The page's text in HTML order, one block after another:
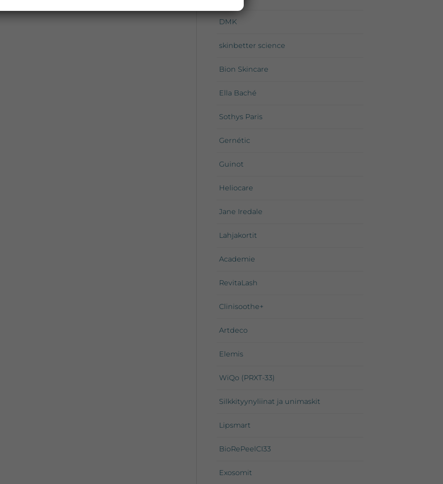
DMK
skinbetter science
Bion Skincare
Ella Baché
Sothys Paris
Gernétic
Guinot
Heliocare
Jane Iredale
Lahjakortit
Academie
RevitaLash
Clinisoothe+
Artdeco
Elemis
WiQo (PRXT-33)
Silkkityynyliinat ja unimaskit
Lipsmart
BioRePeelCI33
Exosomit